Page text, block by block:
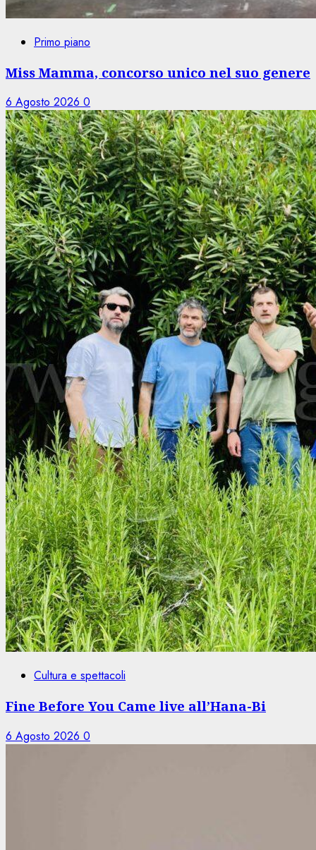
Primo piano
Miss Mamma, concorso unico nel suo genere
6 Agosto 2026 0
Cultura e spettacoli
Fine Before You Came live all’Hana-Bi
6 Agosto 2026 0